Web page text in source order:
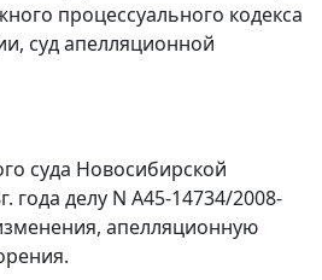
процессуального кодекса
суд апелляционной
суда Новосибирской
года делу N А45-14734/2008-
апелляционную